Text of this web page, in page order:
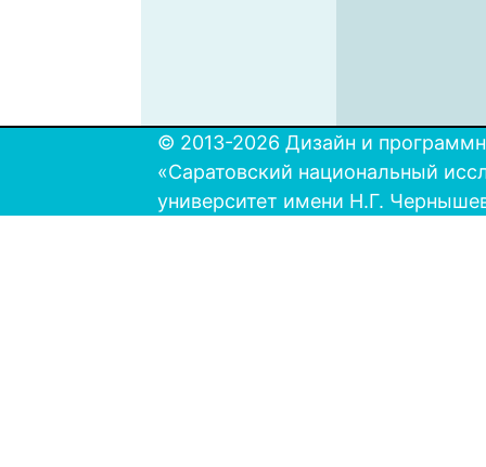
© 2013-2026 Дизайн и
«Саратовский национальный
университет имени Н.Г.